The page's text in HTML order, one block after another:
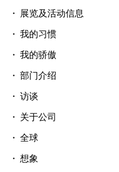
展览及活动信息
我的习惯
我的骄傲
部门介绍
访谈
关于公司
全球
想象